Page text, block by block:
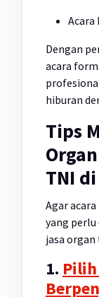
Acara
Dengan
acara
hiburan
Tips
TNI
Agar
yang
jasa
1.